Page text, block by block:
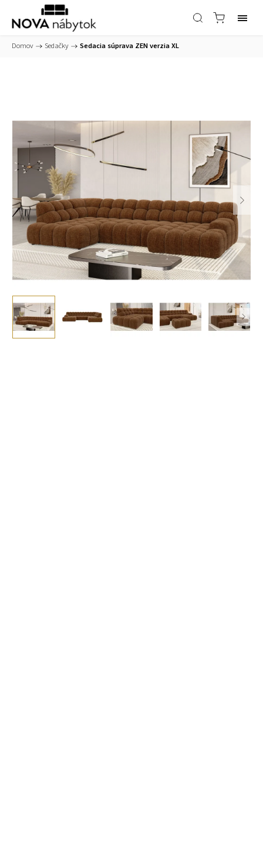
Domov / Sedačky / Sedacia súprava ZEN verzia XL